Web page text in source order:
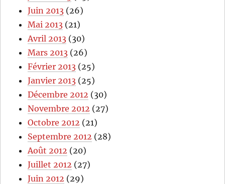
Juin 2013 (26)
Mai 2013 (21)
Avril 2013 (30)
Mars 2013 (26)
Février 2013 (25)
Janvier 2013 (25)
Décembre 2012 (30)
Novembre 2012 (27)
Octobre 2012 (21)
Septembre 2012 (28)
Août 2012 (20)
Juillet 2012 (27)
Juin 2012 (29)